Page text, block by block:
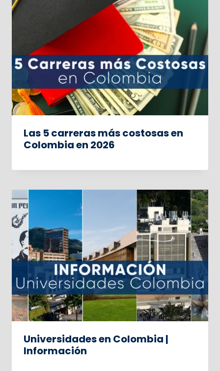
Las 5 carreras más costosas en
Colombia en 2026
Universidades en Colombia |
Información